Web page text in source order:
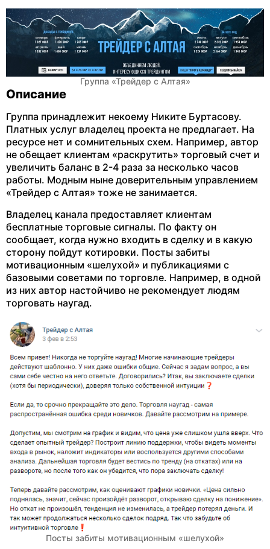
Группа «Трейдер с Алтая»
Описание
Группа принадлежит некоему Никите Буртасову.
Платных услуг владелец проекта не предлагает. На
ресурсе нет и сомнительных схем. Например, автор
не обещает клиентам «раскрутить» торговый счет и
увеличить баланс в 2-4 раза за несколько часов
работы. Модным ныне доверительным управлением
«Трейдер с Алтая» тоже не занимается.
Владелец канала предоставляет клиентам
бесплатные торговые сигналы. По факту он
сообщает, когда нужно входить в сделку и в какую
сторону пойдут котировки. Посты забиты
мотивационным «шелухой» и публикациями с
базовыми советами по торговле. Например, в одной
из них автор настойчиво не рекомендует людям
торговать наугад.
Посты забиты мотивационным «шелухой»